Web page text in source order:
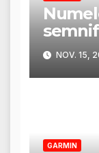
NOV. 15,
GARMIN